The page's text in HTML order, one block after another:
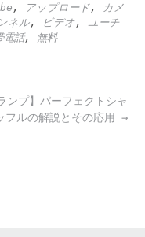
, アップロード,
カメ
ネル, ビデオ,
ユーチ
電話, 無料
ンプ】パーフェクトシャ
フルの解説とその応用 →